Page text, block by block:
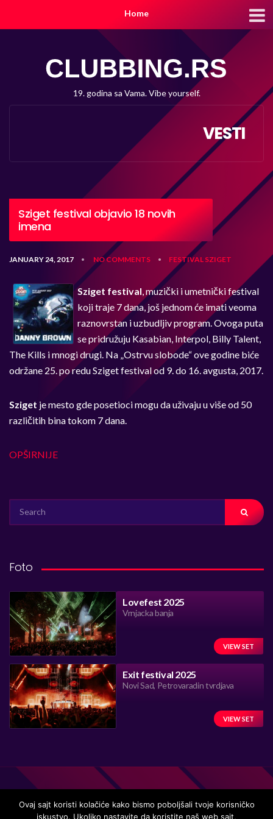
Home
19. godina sa Vama. Vibe yourself.
VESTI
Sziget festival objavio 18 novih
imena
JANUARY 24, 2017 • NO COMMENTS • FESTIVAL SZIGET
Sziget festival, muzički i umetnički festival
koji traje 7 dana, još jednom će imati veoma
raznovrstan i uzbudljiv program. Ovoga puta
se pridružuju Kasabian, Interpol, Billy Talent,
The Kills i mnogi drugi. Na „Ostrvu slobode“ ove godine biće
održane 25. po redu Sziget festival od 9. do 16. avgusta, 2017.
Sziget je mesto gde posetioci mogu da uživaju u više od 50
različitih bina tokom 7 dana.
OPŠIRNIJE
FOR:
Foto
Lovefest 2025
Vrnjacka banja
VIEW SET
Exit festival 2025
Novi Sad, Petrovaradin tvrdjava
VIEW SET
Ovaj sajt koristi kolačiće kako bismo poboljšali tvoje korisničko
iskustvo. Ukoliko nastavite da koristite naš web sajt,